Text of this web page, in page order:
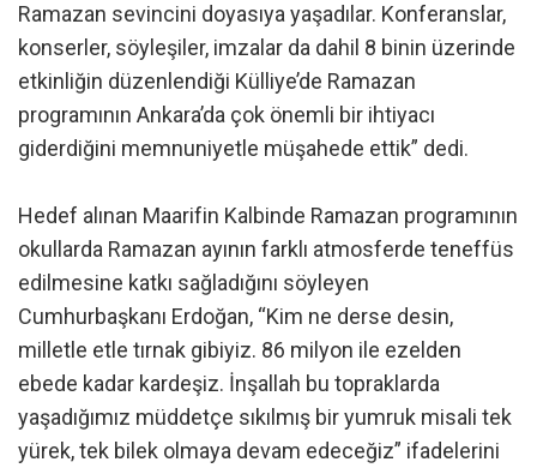
Ramazan sevincini doyasıya yaşadılar. Konferanslar,
konserler, söyleşiler, imzalar da dahil 8 binin üzerinde
etkinliğin düzenlendiği Külliye’de Ramazan
programının Ankara’da çok önemli bir ihtiyacı
giderdiğini memnuniyetle müşahede ettik” dedi.
Hedef alınan Maarifin Kalbinde Ramazan programının
okullarda Ramazan ayının farklı atmosferde teneffüs
edilmesine katkı sağladığını söyleyen
Cumhurbaşkanı Erdoğan, “Kim ne derse desin,
milletle etle tırnak gibiyiz. 86 milyon ile ezelden
ebede kadar kardeşiz. İnşallah bu topraklarda
yaşadığımız müddetçe sıkılmış bir yumruk misali tek
yürek, tek bilek olmaya devam edeceğiz” ifadelerini